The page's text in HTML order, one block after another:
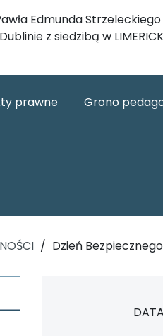
Edmunda
z siedzibą w LIMERICK
prawne Grono
/ Dzień
DATA